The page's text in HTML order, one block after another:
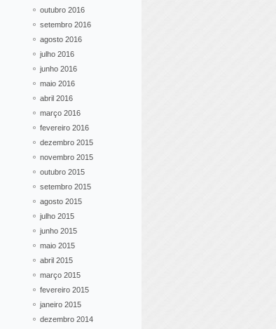
outubro 2016
setembro 2016
agosto 2016
julho 2016
junho 2016
maio 2016
abril 2016
março 2016
fevereiro 2016
dezembro 2015
novembro 2015
outubro 2015
setembro 2015
agosto 2015
julho 2015
junho 2015
maio 2015
abril 2015
março 2015
fevereiro 2015
janeiro 2015
dezembro 2014